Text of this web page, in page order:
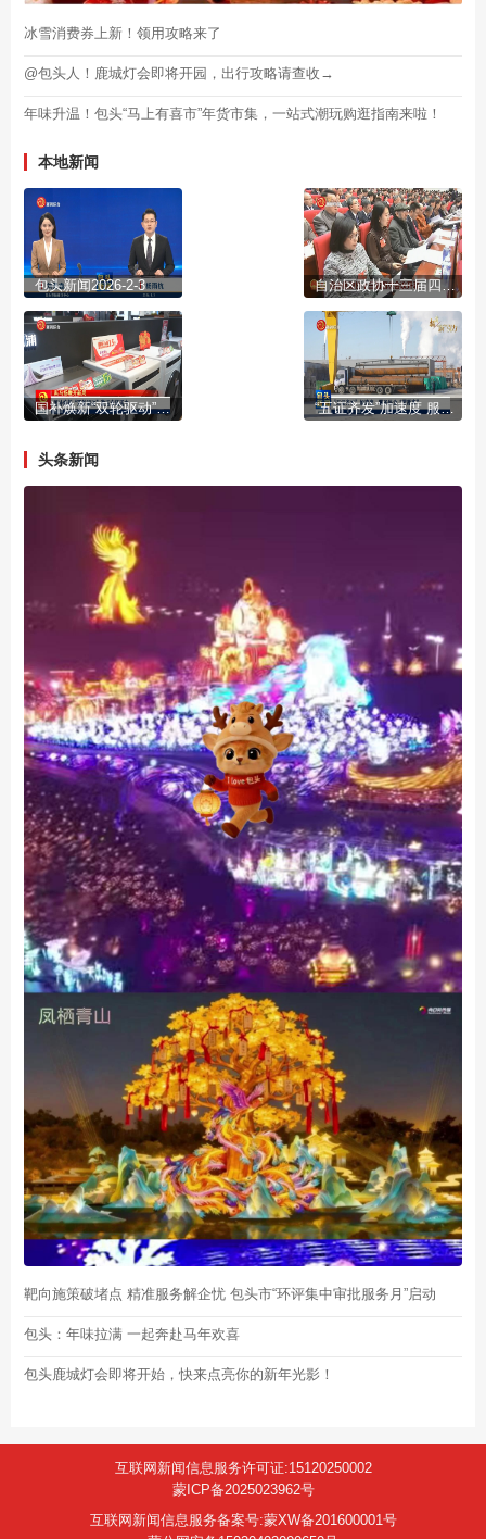
冰雪消费券上新！领用攻略来了
@包头人！鹿城灯会即将开园，出行攻略请查收→
年味升温！包头“马上有喜市”年货市集，一站式潮玩购逛指南来啦！
本地新闻
包头新闻2026-2-3 自治区政协十三届四次会议开幕
国补焕新“双轮驱动”激活市场活力 “五证齐发”加速度 服务民企“零距离”
头条新闻
靶向施策破堵点 精准服务解企忧 包头市“环评集中审批服务月”启动
包头：年味拉满 一起奔赴马年欢喜
包头鹿城灯会即将开始，快来点亮你的新年光影！
互联网新闻信息服务许可证:15120250002
蒙ICP备2025023962号
互联网新闻信息服务备案号:蒙XW备201600001号